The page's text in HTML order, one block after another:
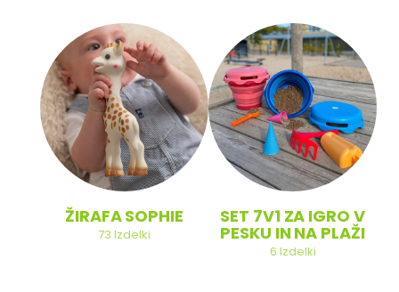
ŽIRAFA SOPHIE
73 Izdelki
SET 7V1 ZA IGRO V
PESKU IN NA PLAŽI
6 Izdelki